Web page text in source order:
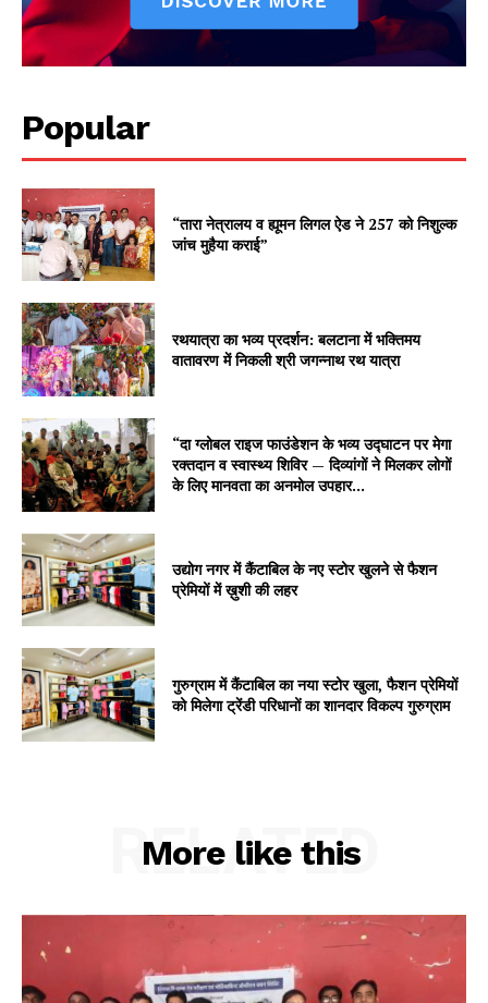
Popular
“तारा नेत्रालय व ह्यूमन लिगल ऐड ने 257 को निशुल्क
जांच मुहैया कराई”
रथयात्रा का भव्य प्रदर्शन: बलटाना में भक्तिमय
वातावरण में निकली श्री जगन्नाथ रथ यात्रा
“दा ग्लोबल राइज फाउंडेशन के भव्य उद्घाटन पर मेगा
रक्तदान व स्वास्थ्य शिविर — दिव्यांगों ने मिलकर लोगों
के लिए मानवता का अनमोल उपहार...
उद्योग नगर में कैंटाबिल के नए स्टोर खुलने से फैशन
प्रेमियों में ख़ुशी की लहर
गुरुग्राम में कैंटाबिल का नया स्टोर खुला, फैशन प्रेमियों
को मिलेगा ट्रेंडी परिधानों का शानदार विकल्प गुरुग्राम
More like this
RELATED